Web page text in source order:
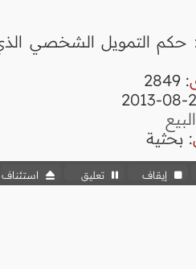
حكم التمويل الشخصي
:
2849
البيع
: بحثية
إيقاف تعليق استئناف